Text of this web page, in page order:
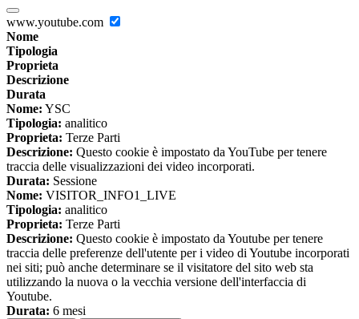
www.youtube.com
Nome
Tipologia
Proprieta
Descrizione
Durata
Nome: YSC
Tipologia: analitico
Proprieta: Terze Parti
Descrizione: Questo cookie è impostato da YouTube per tenere
traccia delle visualizzazioni dei video incorporati.
Durata: Sessione
Nome: VISITOR_INFO1_LIVE
Tipologia: analitico
Proprieta: Terze Parti
Descrizione: Questo cookie è impostato da Youtube per tenere
traccia delle preferenze dell'utente per i video di Youtube incorporati
nei siti; può anche determinare se il visitatore del sito web sta
utilizzando la nuova o la vecchia versione dell'interfaccia di
Youtube.
Durata: 6 mesi